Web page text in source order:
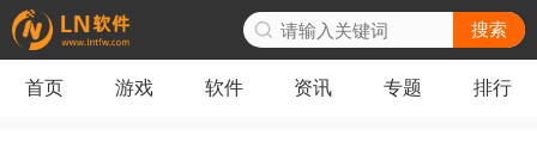
搜索
首页 游戏 软件 资讯 专题 排行